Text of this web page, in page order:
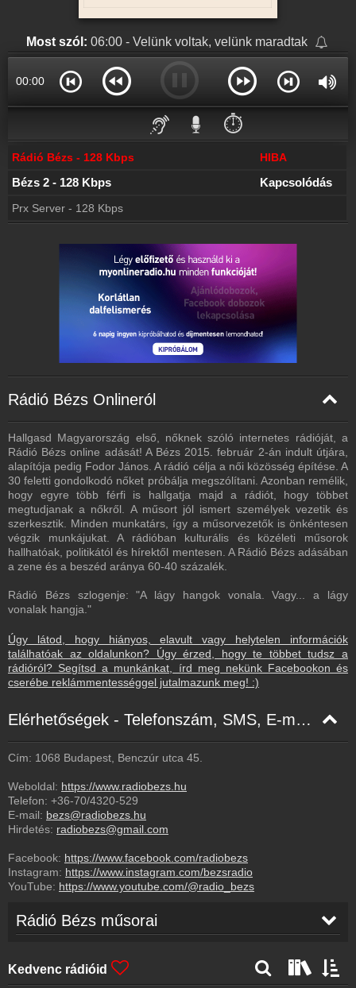
Online rádió készítés
Most szól: 06:00 - Velünk voltak, velünk maradtak
00:00
⏱️
Rádió Bézs - 128 Kbps HIBA
Bézs 2 - 128 Kbps Kapcsolódás
Prx Server - 128 Kbps
Rádió Bézs Onlineról
Hallgasd Magyarország első, nőknek szóló internetes rádióját, a
Rádió Bézs online adását! A Bézs 2015. február 2-án indult útjára,
alapítója pedig Fodor János. A rádió célja a női közösség építése. A
30 feletti gondolkodó nőket próbálja megszólítani. Azonban remélik,
hogy egyre több férfi is hallgatja majd a rádiót, hogy többet
megtudjanak a nőkről. A műsort jól ismert személyek vezetik és
szerkesztik. Minden munkatárs, így a műsorvezetők is önkéntesen
végzik munkájukat. A rádióban kulturális és közéleti műsorok
hallhatóak, politikától és hírektől mentesen. A Rádió Bézs adásában
a zene és a beszéd aránya 60-40 százalék.
Rádió Bézs szlogenje: "A lágy hangok vonala. Vagy... a lágy
vonalak hangja."
Úgy látod, hogy hiányos, elavult vagy helytelen információk
találhatóak az oldalunkon? Úgy érzed, hogy te többet tudsz a
rádióról? Segítsd a munkánkat, írd meg nekünk Facebookon és
cserébe reklámmentességgel jutalmazunk meg! :)
Elérhetőségek - Telefonszám, SMS, E-mail, Facebook
Cím: 1068 Budapest, Benczúr utca 45.
Weboldal: https://www.radiobezs.hu
Telefon: +36-70/4320-529
E-mail: bezs@radiobezs.hu
Hirdetés: radiobezs@gmail.com
Facebook: https://www.facebook.com/radiobezs
Instagram: https://www.instagram.com/bezsradio
YouTube: https://www.youtube.com/@radio_bezs
Rádió Bézs műsorai
Kedvenc rádióid